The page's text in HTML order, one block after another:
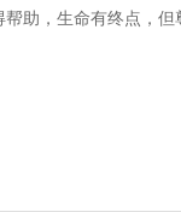
助，生命有终点，但